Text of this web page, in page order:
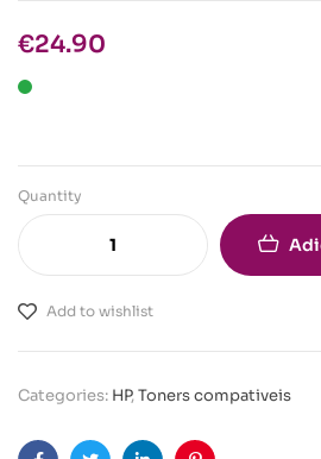
€24.90
Quantity
Add to wishlist
Categories: HP,Toners compativeis